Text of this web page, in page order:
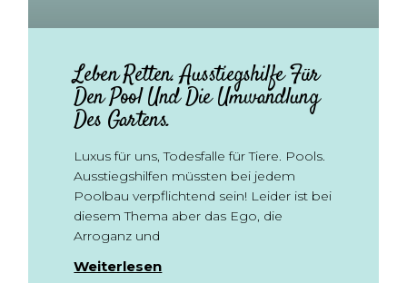
Leben Retten. Ausstiegshilfe Für
Den Pool Und Die Umwandlung
Des Gartens.
Luxus für uns, Todesfalle für Tiere. Pools.
Ausstiegshilfen müssten bei jedem
Poolbau verpflichtend sein! Leider ist bei
diesem Thema aber das Ego, die
Arroganz und
Weiterlesen